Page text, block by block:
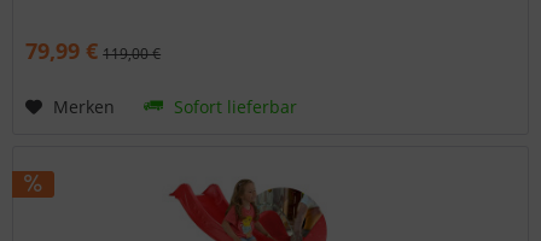
79,99 € 119,00 €
Merken Sofort lieferbar